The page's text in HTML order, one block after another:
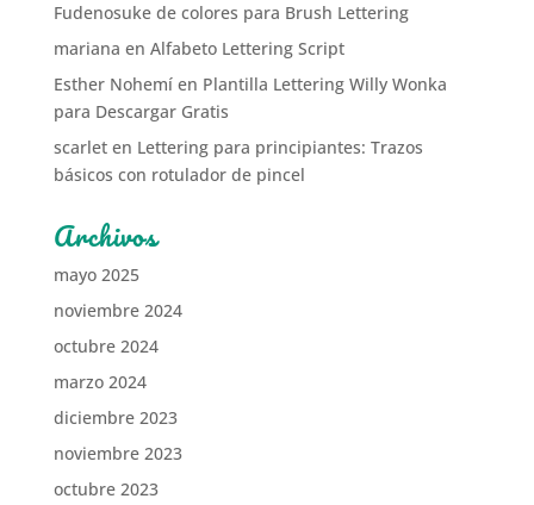
Fudenosuke de colores para Brush Lettering
mariana en Alfabeto Lettering Script
Esther Nohemíen Plantilla Lettering Willy Wonka
para Descargar Gratis
scarleten Lettering para principiantes: Trazos
básicos con rotulador de pincel
Archivos
mayo 2025
noviembre 2024
octubre 2024
marzo 2024
diciembre 2023
noviembre 2023
octubre 2023